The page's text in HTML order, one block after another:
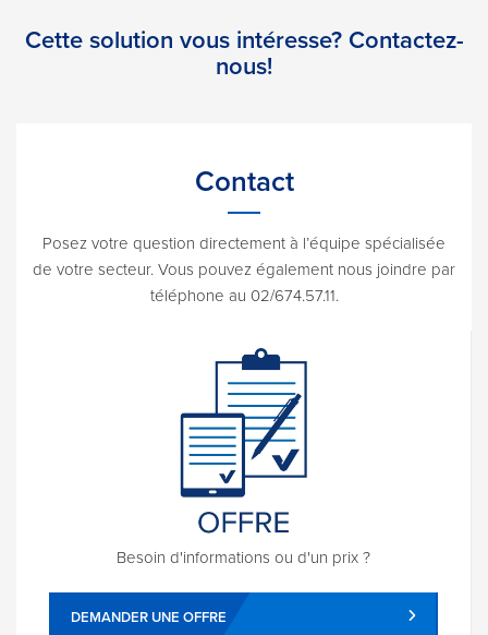
Cette solution vous intéresse? Contactez-
nous!
Contact
Posez votre question directement à l’équipe spécialisée
de votre secteur. Vous pouvez également nous joindre par
téléphone au 02/674.57.11.
Besoin d'informations ou d'un prix ?
DEMANDER UNE OFFRE